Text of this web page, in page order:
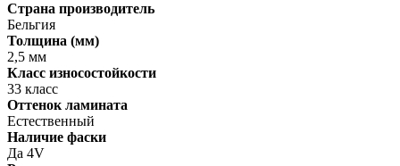
Страна производитель
Бельгия
Толщина (мм)
2,5 мм
Класс износостойкости
33 класс
Оттенок ламината
Естественный
Наличие фаски
Да 4V